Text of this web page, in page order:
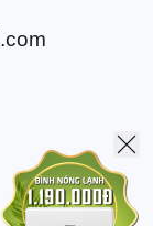
1 chiều S-
kèm theo
hợp nhiều
và chất
đặt hẹn giờ